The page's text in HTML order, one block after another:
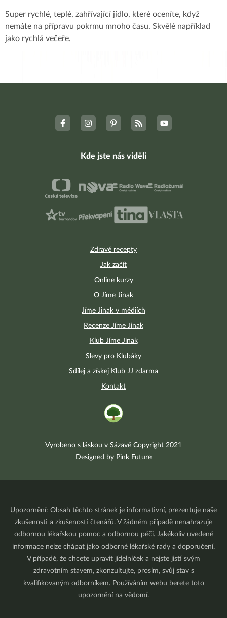
Super rychlé, teplé, zahřívající jídlo, které oceníte, když
nemáte na přípravu pokrmu mnoho času. Skvělé například
jako rychlá večeře.
Zdravé recepty
Jak začít
Online kurzy
O Jíme Jinak
Jíme Jinak v médiích
Recenze Jíme Jinak
Klub Jíme Jinak
Slevy pro Klubáky
Sdílej a získej Klub JJ zdarma
Kontakt
Kde jste nás viděli
Vyrobeno s láskou v Sázavě Copyright 2021
Designed by Pink Future
Upozornění: Obsah těchto stránek je informativní, prezentuje naše
zkušenosti a zkušenosti čtenářů. V žádném případě nenahrazuje
odbornou lékařskou pomoc a odbornou péči. Jakékoliv uvedené
informace nelze chápat jako odborné lékařské rady a doporučení.
V případě, že chcete upravit jídelníček a nejste jistí svým
zdravotním stavem, zkonzultujte, prosím, svůj stav s
kvalifikovaným odborníkem. Používáním webu berete toto
upozornění na vědomí.